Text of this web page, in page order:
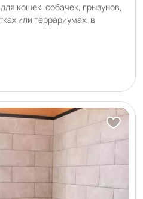
кошек, собачек, грызунов,
или террариумах, в